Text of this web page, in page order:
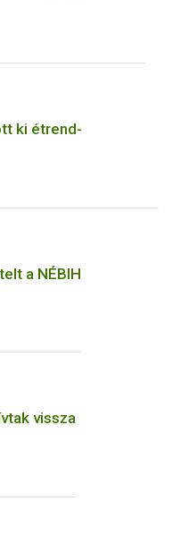
ki étrend-
a NÉBIH
vissza